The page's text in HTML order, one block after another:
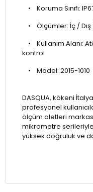
• Koruma Sınıfı:
• Ölçümler: İç / Dış
• Kullanım Alanı:
kontrol
• Model: 2015-1010
DASQUA, kökeni
profesyonel
ölçüm aletleri
mikrometre
yüksek doğruluk ve